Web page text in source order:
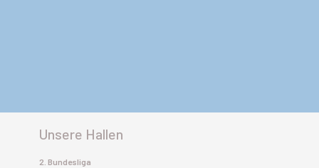
Unsere Hallen
2. Bundesliga